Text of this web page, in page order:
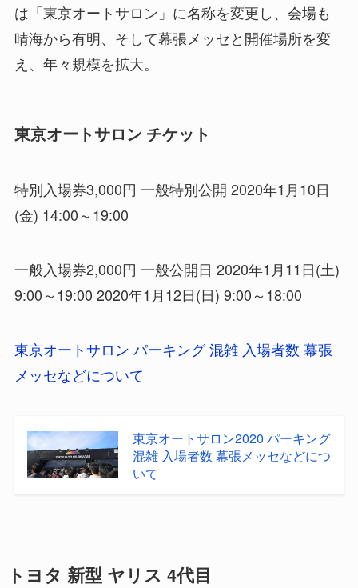
は「東京オートサロン」に名称を変更し、会場も
晴海から有明、そして幕張メッセと開催場所を変
え、年々規模を拡大。
東京オートサロン チケット
特別入場券3,000円 一般特別公開 2020年1月10日
(金) 14:00～19:00
一般入場券2,000円 一般公開日 2020年1月11日(土)
9:00～19:00 2020年1月12日(日) 9:00～18:00
東京オートサロン パーキング 混雑 入場者数 幕張
メッセなどについて
東京オートサロン2020 パーキング
混雑 入場者数 幕張メッセなどにつ
いて
トヨタ 新型 ヤリス 4代目